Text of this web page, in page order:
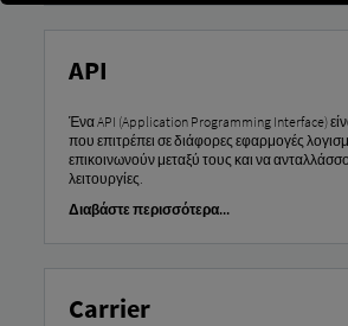
API
Ένα API (Application Programming Interface)
που επιτρέπει σε διάφορες εφαρμογές
επικοινωνούν μεταξύ τους και να
λειτουργίες.
Διαβάστε περισσότερα...
Carrier